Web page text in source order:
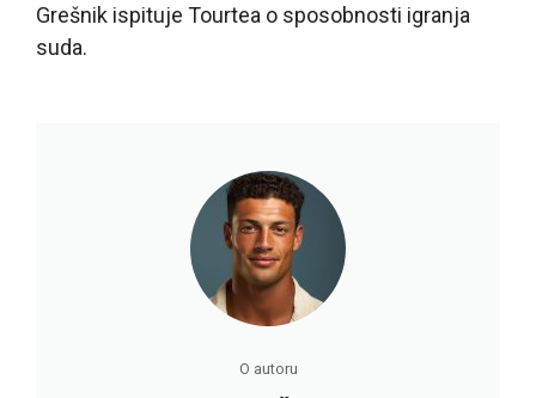
Grešnik ispituje Tourtea o sposobnosti igranja
suda.
O autoru